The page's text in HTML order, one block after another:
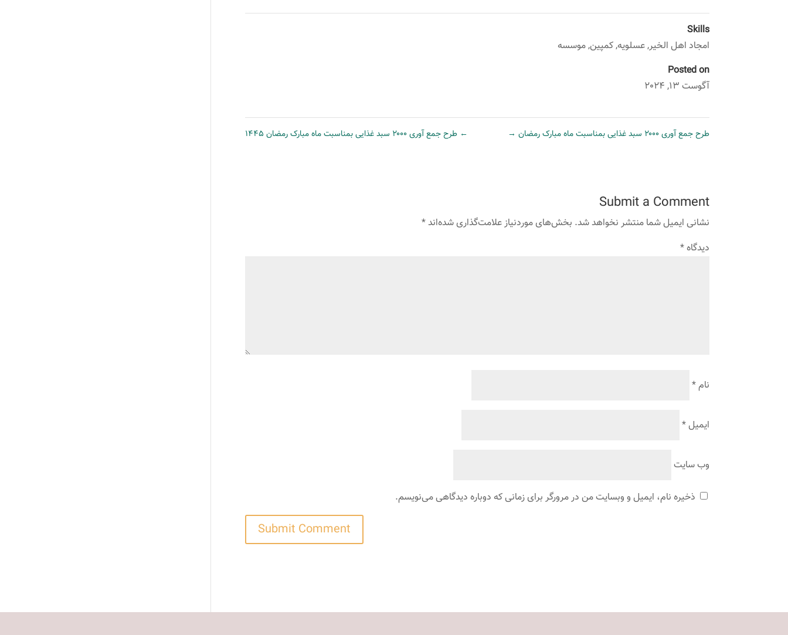
Skills
امجاد اهل الخیر,عسلویه,کمپین,موسسه
Posted on
آگوست 13, 2024
← طرح جمع آوری ۲۰۰۰ سبد غذایی بمناسبت ماه مبارک رمضان 1445 طرح جمع آوری ۲۰۰۰ سبد غذایی بمناسبت ماه مبارک رمضان →
Submit a Comment
نشانی ایمیل شما منتشر نخواهد شد. بخش‌های موردنیاز علامت‌گذاری شده‌اند*
دیدگاه*
نام*
ایمیل*
وب‌ سایت
ذخیره نام، ایمیل و وبسایت من در مرورگر برای زمانی که دوباره دیدگاهی می‌نویسم.